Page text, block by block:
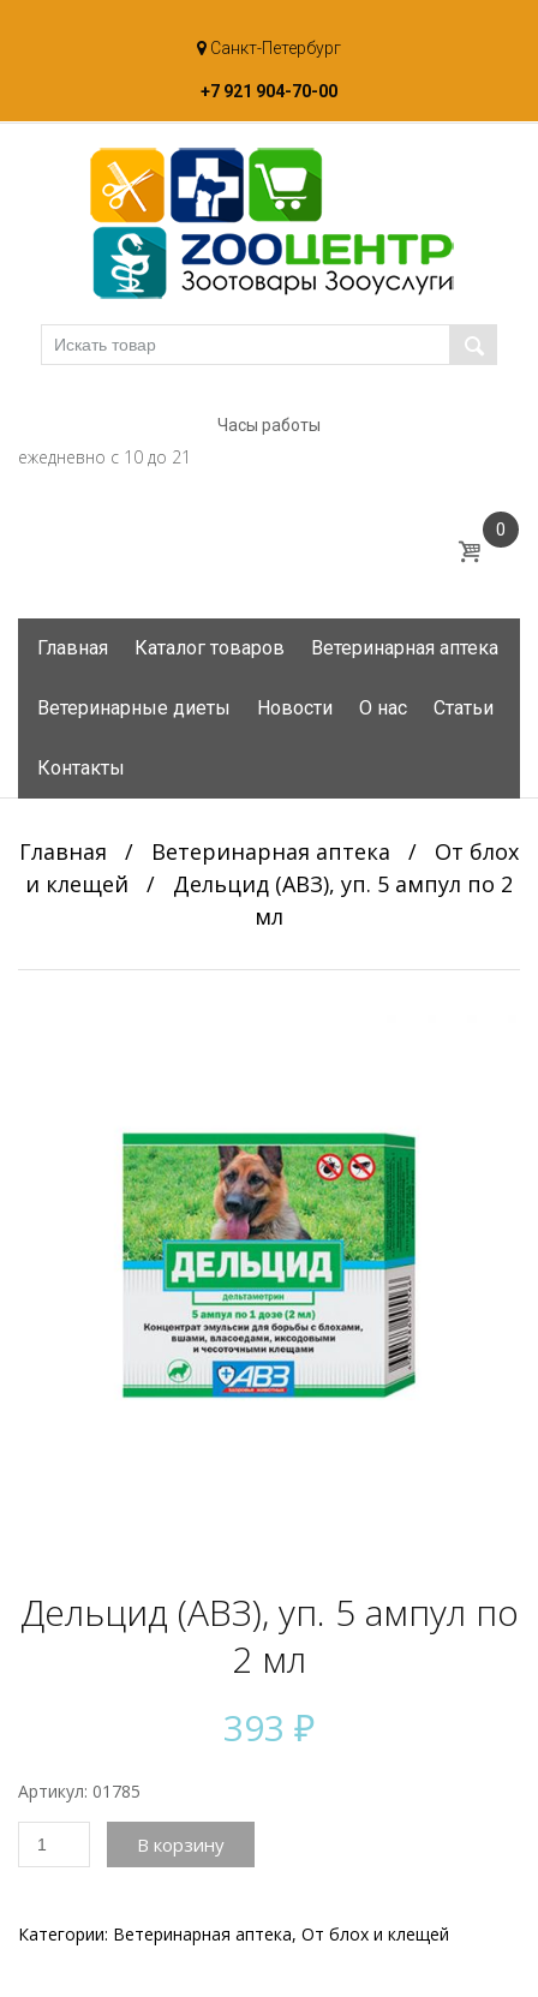
to
Санкт-Петербург
+7 921 904-70-00
Часы работы
ежедневно с 10 до 21
0
Главная Каталог товаров Ветеринарная аптека
Ветеринарные диеты Новости О нас Статьи
Контакты
Главная / Ветеринарная аптека /
От блох
и клещей
/
Дельцид (АВЗ), уп. 5 ампул по 2
мл
Дельцид (АВЗ), уп. 5 ампул по
2 мл
393 ₽
Артикул: 01785
Количество
товара
уп.
В корзину
Категории: Ветеринарная аптека, От блох и клещей